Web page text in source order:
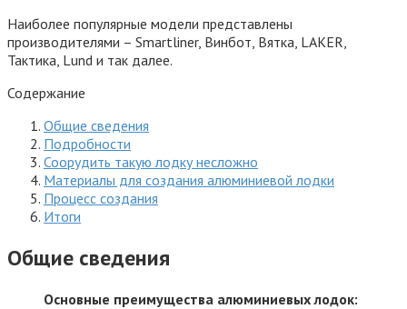
Наиболее популярные модели представлены
производителями – Smartliner, Винбот, Вятка, LAKER,
Тактика, Lund и так далее.
Содержание
Общие сведения
Подробности
Соорудить такую лодку несложно
Материалы для создания алюминиевой лодки
Процесс создания
Итоги
Общие сведения
Основные преимущества алюминиевых лодок: